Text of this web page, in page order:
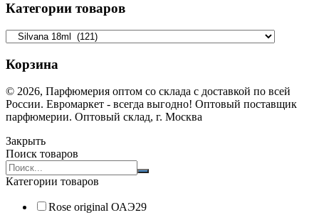
Категории товаров
Корзина
© 2026, Парфюмерия оптом со склада с доставкой по всей
России. Евромаркет - всегда выгодно! Оптовый поставщик
парфюмерии. Оптовый склад, г. Москва
Закрыть
Поиск товаров
Search
products:
Категории товаров
Rose original ОАЭ29